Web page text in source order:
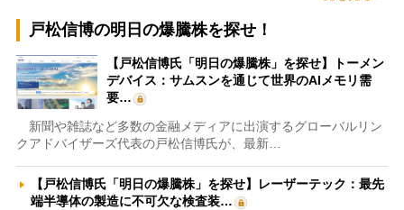
戸松信博の明日の爆騰株を探せ！
【戸松信博氏「明日の爆騰株」を探せ】トーメン
デバイス：サムスンを通じて世界のAIメモリ需
要…
新聞や雑誌など多数の金融メディアに出演するグローバルリン
クアドバイザーズ代表の戸松信博氏が、最新…
【戸松信博氏「明日の爆騰株」を探せ】レーザーテック：最先
端半導体の製造に不可欠な検査装…